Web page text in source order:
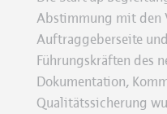
Abstimmung mit den
Auftraggeberseite
Führungskräften des
Dokumentation,
Qualitätssicherung